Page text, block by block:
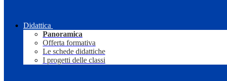
Didattica
Panoramica
Offerta formativa
Le schede didattiche
I progetti delle classi